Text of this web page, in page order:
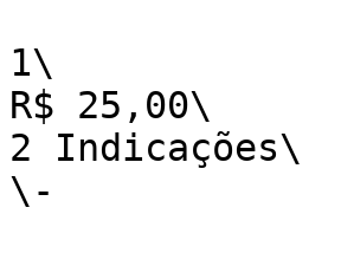
1\
R$ 25,00\
2 Indicações\
\-